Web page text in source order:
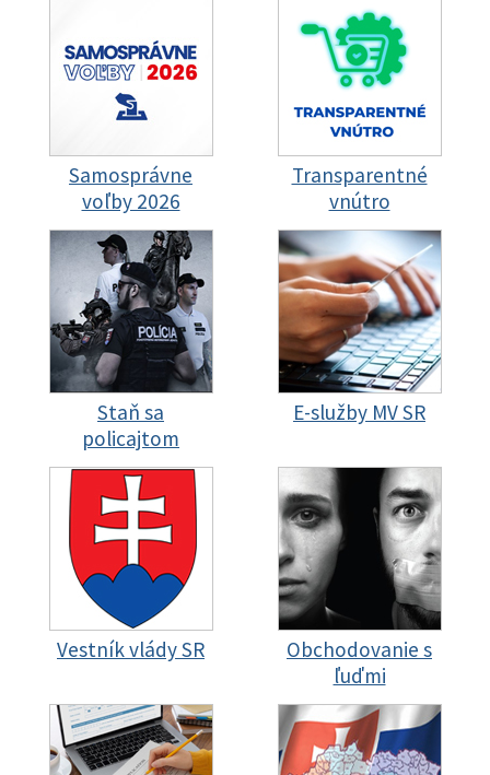
Samosprávne
voľby 2026
Transparentné
vnútro
Staň sa
policajtom
E-služby MV SR
Vestník vlády SR
Obchodovanie s
ľuďmi